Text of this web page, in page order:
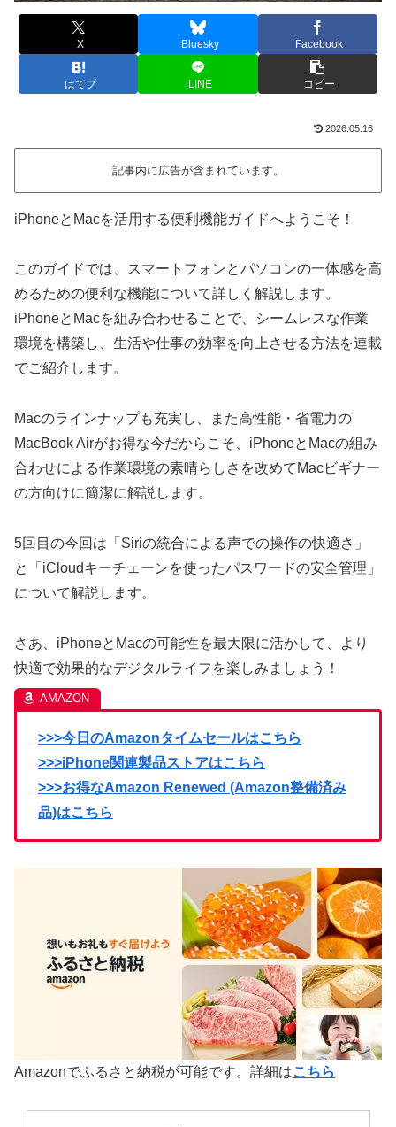
X Bluesky Facebook
はてブ LINE コピー
2026.05.16
記事内に広告が含まれています。
iPhoneとMacを活用する便利機能ガイドへようこそ！
このガイドでは、スマートフォンとパソコンの一体感を高
めるための便利な機能について詳しく解説します。
iPhoneとMacを組み合わせることで、シームレスな作業
環境を構築し、生活や仕事の効率を向上させる方法を連載
でご紹介します。
Macのラインナップも充実し、また高性能・省電力の
MacBook Airがお得な今だからこそ、iPhoneとMacの組み
合わせによる作業環境の素晴らしさを改めてMacビギナー
の方向けに簡潔に解説します。
5回目の今回は「Siriの統合による声での操作の快適さ」
と「iCloudキーチェーンを使ったパスワードの安全管理」
について解説します。
さあ、iPhoneとMacの可能性を最大限に活かして、より
快適で効果的なデジタルライフを楽しみましょう！
>>>今日のAmazonタイムセールはこちら
>>>iPhone関連製品ストアはこちら
>>>お得なAmazon Renewed (Amazon整備済み
品)はこちら
Amazonでふるさと納税が可能です。詳細はこちら